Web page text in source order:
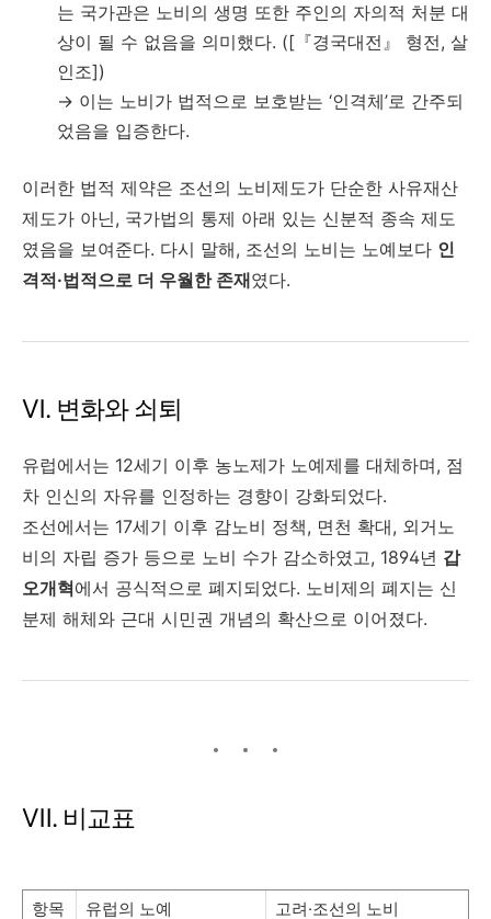
는 국가관은 노비의 생명 또한 주인의 자의적 처분 대
상이 될 수 없음을 의미했다. ([『경국대전』 형전, 살
인조])
→ 이는 노비가 법적으로 보호받는 ‘인격체’로 간주되
었음을 입증한다.
이러한 법적 제약은 조선의 노비제도가 단순한 사유재산
제도가 아닌, 국가법의 통제 아래 있는 신분적 종속 제도
였음을 보여준다. 다시 말해, 조선의 노비는 노예보다 인
격적·법적으로 더 우월한 존재였다.
Ⅵ. 변화와 쇠퇴
유럽에서는 12세기 이후 농노제가 노예제를 대체하며, 점
차 인신의 자유를 인정하는 경향이 강화되었다.
조선에서는 17세기 이후 감노비 정책, 면천 확대, 외거노
비의 자립 증가 등으로 노비 수가 감소하였고, 1894년 갑
오개혁에서 공식적으로 폐지되었다. 노비제의 폐지는 신
분제 해체와 근대 시민권 개념의 확산으로 이어졌다.
Ⅶ. 비교표
항목 유럽의 노예
고려·조선의 노비